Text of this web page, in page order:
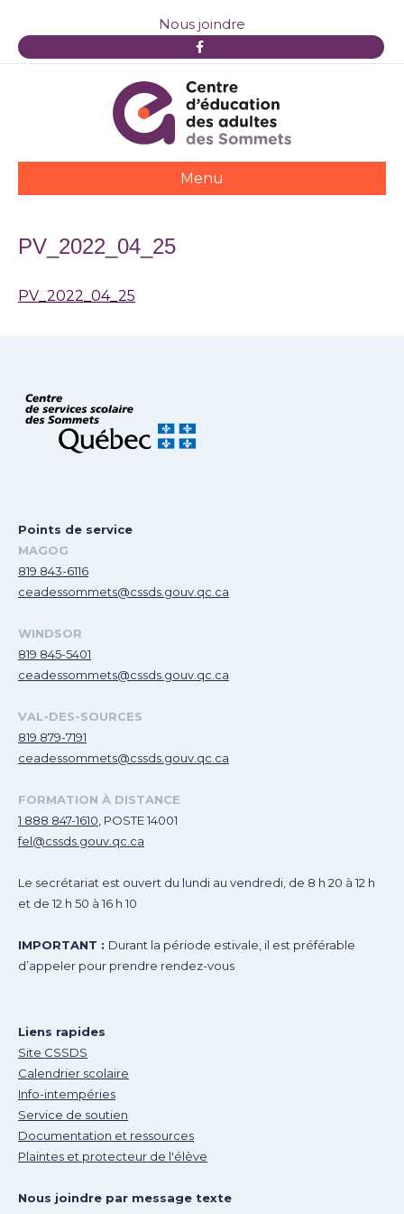
Nous joindre
F
a
e
b
o
o
k
Menu
PV_2022_04_25
PV_2022_04_25
Points de service
MAGOG
819 843-6116
ceadessommets@cssds.gouv.qc.ca
WINDSOR
819 845-5401
ceadessommets@cssds.gouv.qc.ca
VAL-DES-SOURCES
819 879-7191
ceadessommets@cssds.gouv.qc.ca
FORMATION À DISTANCE
1 888 847-1610 , POSTE 14001
fel@cssds.gouv.qc.ca
Le secrétariat est ouvert du lundi au vendredi, de 8 h 20 à 12 h
et de 12 h 50 à 16 h 10
IMPORTANT : Durant la période estivale, il est préférable
d’appeler pour prendre rendez-vous
Liens rapides
Site CSSDS
Calendrier scolaire
Info-intempéries
Service de soutien
Documentation et ressources
Plaintes et protecteur de l'élève
Nous joindre par message texte